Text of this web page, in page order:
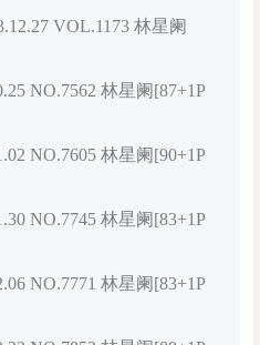
VOL.1173 林星阑
NO.7562 林星阑[87+1P
NO.7605 林星阑[90+1P
NO.7745 林星阑[83+1P
NO.7771 林星阑[83+1P